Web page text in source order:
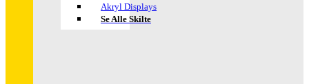
Akryl Displays
Se Alle Skilte